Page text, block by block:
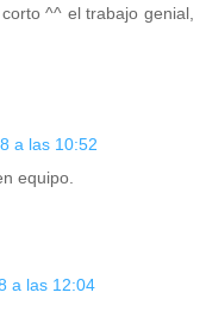
^^ el trabajo genial,
a las 10:52
equipo.
a las 12:04